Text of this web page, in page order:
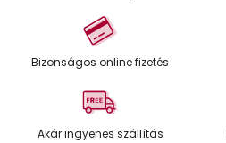
Bizonságos online fizetés
Akár ingyenes szállítás